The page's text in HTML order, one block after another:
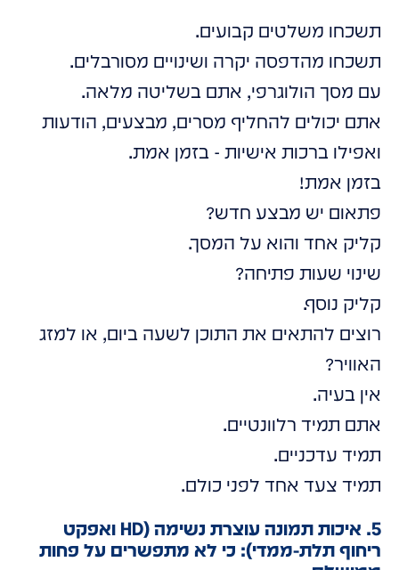
תשכחו משלטים קבועים.
תשכחו מהדפסה יקרה ושינויים מסורבלים.
עם מסך הולוגרפי, אתם בשליטה מלאה.
אתם יכולים להחליף מסרים, מבצעים, הודעות
ואפילו ברכות אישיות - בזמן אמת.
בזמן אמת!
פתאום יש מבצע חדש?
קליק אחד והוא על המסך.
שינוי שעות פתיחה?
קליק נוסף.
רוצים להתאים את התוכן לשעה ביום, או למזג
האוויר?
אין בעיה.
אתם תמיד רלוונטיים.
תמיד עדכניים.
תמיד צעד אחד לפני כולם.
5. איכות תמונה עוצרת נשימה (HD ואפקט
ריחוף תלת-ממדי): כי לא מתפשרים על פחות